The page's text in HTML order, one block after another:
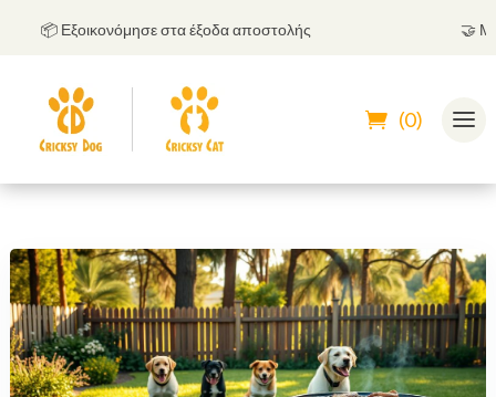
📦 Εξοικονόμησε στα έξοδα αποστολής
(0)